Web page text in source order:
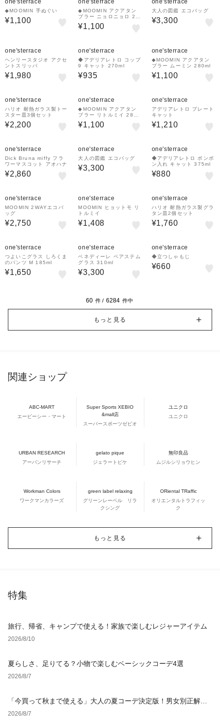
one'sterrace
◆MOOMIN 手ぬぐい
¥1,100
one'sterrace
◆MOOMIN アクアタン
ブラー ニョロニョロ 28
0ml
¥1,100
one'sterrace
大人の図鑑 エコバッグ
¥3,300
one'sterrace
ヘンリースタジオ アクセ
ントスリッパ
¥1,980
one'sterrace
◆アデリアレトロ コップ
9 キャット 270ml
¥935
one'sterrace
◆MOOMIN アクアタン
ブラー ムーミン 280ml
¥1,100
one'sterrace
ハリオ 耐熱ガラス製トー
スター皿3個セット
¥2,200
one'sterrace
◆MOOMIN アクアタン
ブラー リトルミイ 280m
l¥1,100
one'sterrace
アデリアレトロ プレート
キャット
¥1,210
one'sterrace
Dick Bruna miffy フラ
ワーマスコット アオハナ
¥2,860
one'sterrace
大人の図鑑 エコバッグ
¥3,300
one'sterrace
◆アデリアレトロ ボンボ
ン入れ キャット 375ml
¥880
one'sterrace
MOOMIN 2WAYエコバ
ッグ
¥2,750
one'sterrace
MOOMIN ヒョットモ リ
トルミイ
¥1,408
one'sterrace
ハリオ 耐熱ガラス製グラ
タン皿2個セット
¥1,760
one'sterrace
つよいこグラス しろくま
のパンツ M 185ml
¥1,650
one'sterrace
ベネディーレ ペアステム
グラス 310ml
¥3,300
one'sterrace
◆立つしゃもじ
¥660
60 件 / 6284 件中
もっと見る
関連ショップ
ABC-MART
エービーシー・マート
Super Sports XEBIO
&mall店
スーパースポーツゼビオ
ユニクロ
ユニクロ
URBAN RESEARCH
アーバンリサーチ
gelato pique
ジェラートピケ
無印良品
ムジルシリョウヒン
Workman Colors
ワークマンカラーズ
green label relaxing
グリーンレーベル リラ
クシング
ORiental TRaffic
オリエンタルトラフィッ
ク
もっと見る
特集
旅行、帰省、キャンプで使える！家族で楽しむレジャーアイテム
2026/8/10
夏らしさ、足りてる？小物で楽しむベーシックコーデ4選
2026/8/7
「今買って秋まで使える」大人の夏コーデ決定版！男女別正解ス
タイルとNGな着こなし
2026/8/7